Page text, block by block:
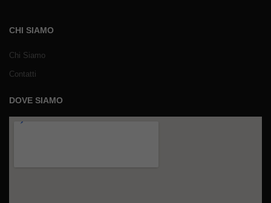
CHI SIAMO
Chi Siamo
Contatti
DOVE SIAMO